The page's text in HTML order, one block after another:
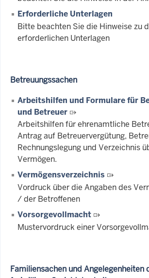
Erforderliche Unterlagen
Bitte beachten Sie die Hinweise zu
erforderlichen Unterlagen
Betreuungssachen
Arbeitshilfen und Formulare für
und Betreuer
Arbeitshilfen für ehrenamtliche
Antrag auf Betreuervergütung,
Rechnungslegung und Verzeichnis
Vermögen.
Vermögensverzeichnis
Vordruck über die Angaben des
/ der Betroffenen
Vorsorgevollmacht
Mustervordruck einer
Familiensachen und Angelegenheiten